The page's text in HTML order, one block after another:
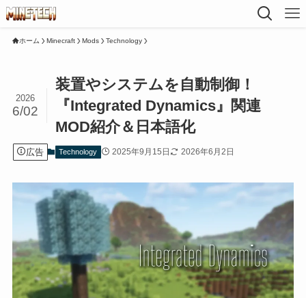
ホーム Minecraft Mods Technology
装置やシステムを自動制御！
『Integrated Dynamics』関連
MOD紹介＆日本語化
2026
6/02
広告 Technology 2025年9月15日 2026年6月2日